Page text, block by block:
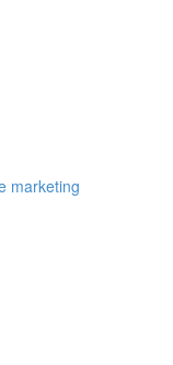
marketing